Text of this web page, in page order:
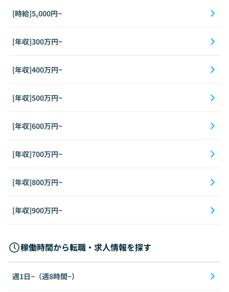
[時給]5,000円~
[年収]300万円~
[年収]400万円~
[年収]500万円~
[年収]600万円~
[年収]700万円~
[年収]800万円~
[年収]900万円~
稼働時間から転職・求人情報を探す
週1日~（週8時間~）